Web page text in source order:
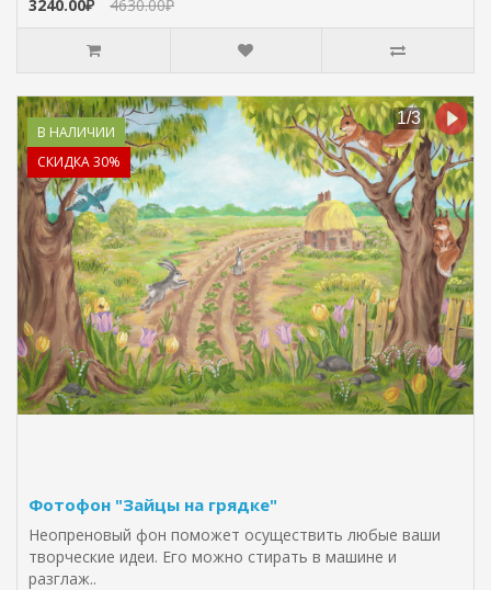
3240.00₽ 4630.00₽
В НАЛИЧИИ
СКИДКА 30%
Фотофон "Зайцы на грядке"
Неопреновый фон поможет осуществить любые ваши
творческие идеи. Его можно стирать в машине и
разглаж..